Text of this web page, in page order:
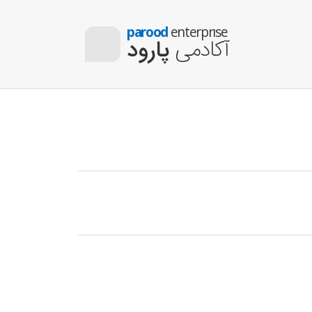
paroodenterprıse
آکادمی پارود